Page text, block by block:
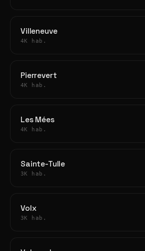
Villeneuve
4K hab.
Pierrevert
4K hab.
Les Mées
4K hab.
Sainte-Tulle
3K hab.
Volx
3K hab.